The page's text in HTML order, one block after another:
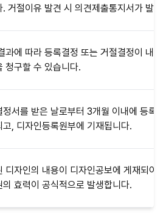
. 거절이유 발견 시 의견제출통지서가 발송
과에 따라 등록결정 또는 거절결정이 내
청구할 수 있습니다.
정서를 받은 날로부터 3개월 이내에 등록
고, 디자인등록원부에 기재됩니다.
디자인의 내용이 디자인공보에 게재되어
의 효력이 공식적으로 발생합니다.